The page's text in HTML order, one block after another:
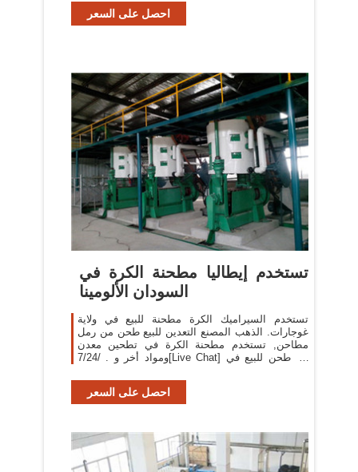
احصل على السعر
تستخدم إيطاليا مطحنة الكرة في
السودان الألومينا
تستخدم السيراميك الكرة مطحنة للبيع في ولاية
غوجارات. الذهب المصنع التعدين للبيع طحن من رمل
مطاحن, تستخدم مطحنة الكرة في تطحين معدن
ومواد أخر و . /7/24[Live Chat] آلة طحن للبيع في
احصل على السعر